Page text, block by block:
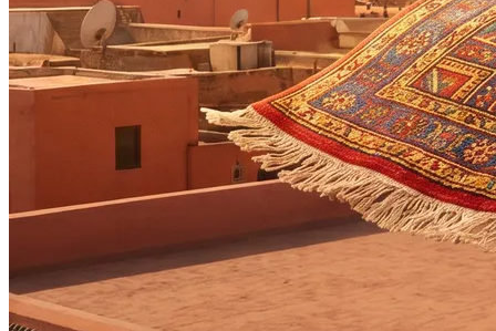
même si mon entreprise est à Rabat ou
Marrakech ?
Combien de temps dure un contrat avec
une agence digitale au Maroc ?
Est-ce qu’une agence marocaine peut
travailler pour une entreprise
internationale ?
Quels sont les signaux d’alerte d’une
agence digitale peu sérieuse au Maroc ?